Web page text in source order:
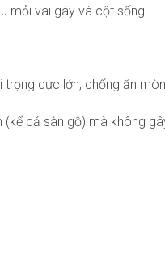
mỏi vai gáy và cột sống.
cực lớn, chống ăn
cả sàn gỗ) mà không